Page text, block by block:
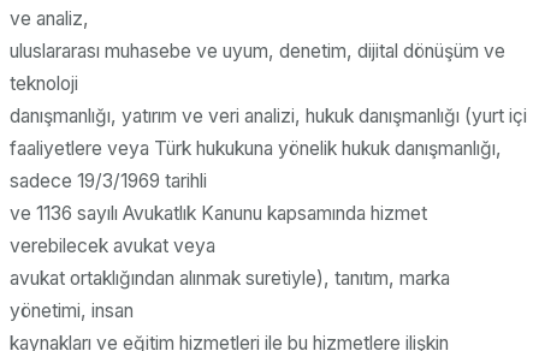
ve analiz,
uluslararası muhasebe ve uyum, denetim, dijital dönüşüm ve
teknoloji
danışmanlığı, yatırım ve veri analizi, hukuk danışmanlığı (yurt içi
faaliyetlere veya Türk hukukuna yönelik hukuk danışmanlığı,
sadece 19/3/1969 tarihli
ve 1136 sayılı Avukatlık Kanunu kapsamında hizmet
verebilecek avukat veya
avukat ortaklığından alınmak suretiyle), tanıtım, marka
yönetimi, insan
kaynakları ve eğitim hizmetleri ile bu hizmetlere ilişkin